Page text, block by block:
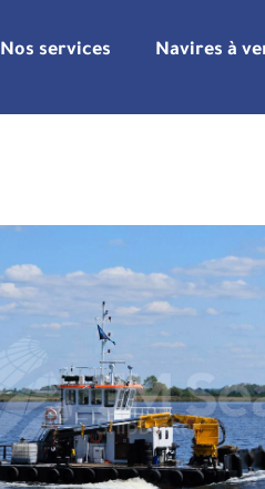
Nos services Navires à